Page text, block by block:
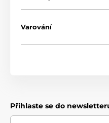
1 x Náklaďák
Sportovní auta: 8 cm x 3,5
Varování
Přihlaste se do